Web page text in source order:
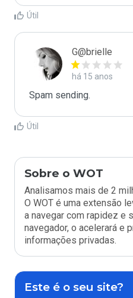
Útil
G@brielle
há 15 anos
Spam sending.
Útil
Sobre o WOT
Analisamos mais de 2
O WOT é uma extensão
a navegar com rapidez e
navegador, o acelerará e
informações privadas.
Este é o seu site?